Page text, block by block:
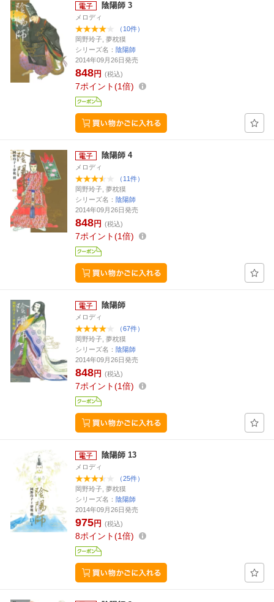
陰陽師 3
メロディ
（10件）
岡野玲子, 夢枕獏
シリーズ名： 陰陽師
2014年09月26日発売
848円 (税込)
7ポイント 1倍
陰陽師 4
メロディ
（11件）
岡野玲子, 夢枕獏
シリーズ名： 陰陽師
2014年09月26日発売
848円 (税込)
7ポイント 1倍
陰陽師
メロディ
（67件）
岡野玲子, 夢枕獏
シリーズ名： 陰陽師
2014年09月26日発売
848円 (税込)
7ポイント 1倍
陰陽師 13
メロディ
（25件）
岡野玲子, 夢枕獏
シリーズ名： 陰陽師
2014年09月26日発売
975円 (税込)
8ポイント 1倍